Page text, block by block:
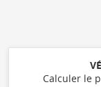
Calculer le